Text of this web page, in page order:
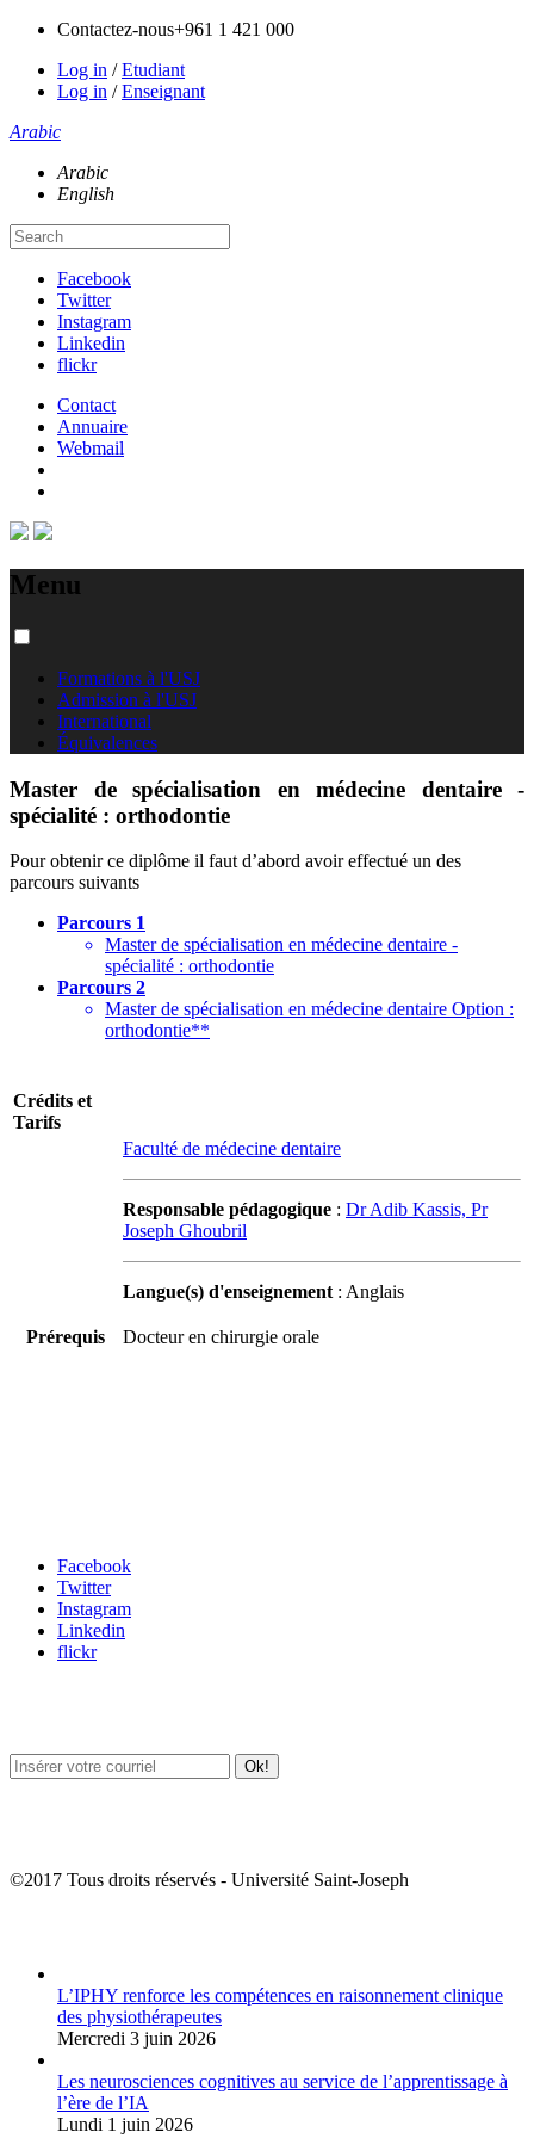
Contactez-nous+961 1 421 000
Log in /Etudiant
Log in /Enseignant
Arabic
Arabic
English
Facebook
Twitter
Instagram
Linkedin
flickr
Contact
Annuaire
Webmail
Menu
Formations à l'USJ
Admission à l'USJ
International
Équivalences
Master de spécialisation en médecine dentaire -
spécialité : orthodontie
Pour obtenir ce diplôme il faut d’abord avoir effectué un des
parcours suivants
Parcours 1
Master de spécialisation en médecine dentaire -
spécialité : orthodontie
Parcours 2
Master de spécialisation en médecine dentaire Option :
orthodontie**
Crédits et
Tarifs
Faculté de médecine dentaire
Responsable pédagogique : Dr Adib Kassis, Pr
Joseph Ghoubril
Langue(s) d'enseignement : Anglais
Prérequis Docteur en chirurgie orale
Facebook
Twitter
Instagram
Linkedin
flickr
©2017 Tous droits réservés - Université Saint-Joseph
L’IPHY renforce les compétences en raisonnement clinique
des physiothérapeutes
Mercredi 3 juin 2026
Les neurosciences cognitives au service de l’apprentissage à
l’ère de l’IA
Lundi 1 juin 2026